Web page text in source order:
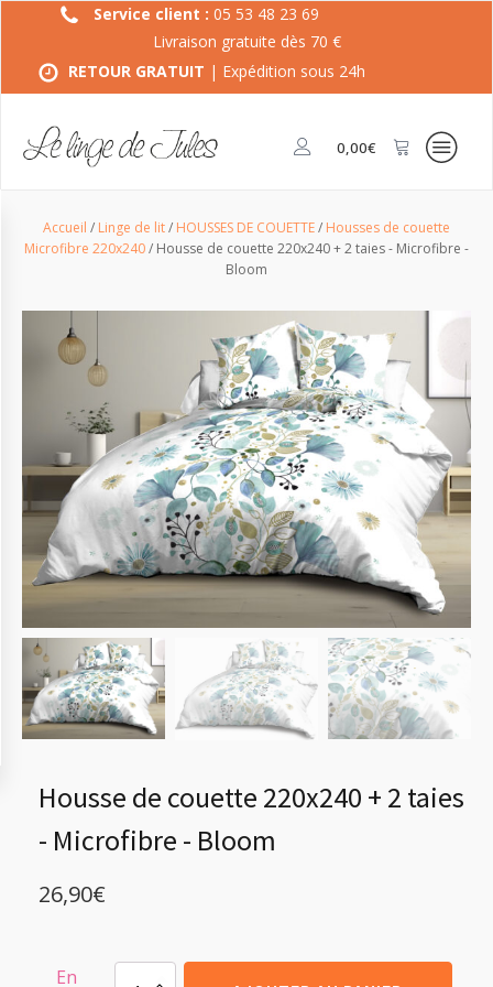
Service client : 05 53 48 23 69
Livraison gratuite dès 70 €
RETOUR GRATUIT | Expédition sous 24h
0,00€
Accueil / Linge de lit/ HOUSSES DE COUETTE/ Housses de couette
Microfibre 220x240/ Housse de couette 220x240 + 2 taies - Microfibre -
Bloom
Housse de couette 220x240 + 2 taies
- Microfibre - Bloom
26,90€
En
quantité